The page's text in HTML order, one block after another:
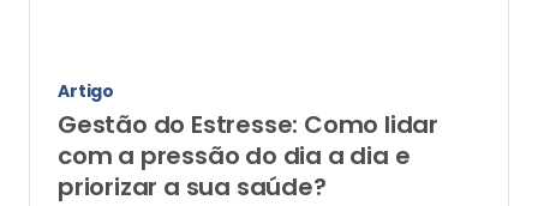
Artigo
Gestão do Estresse: Como lidar
com a pressão do dia a dia e
priorizar a sua saúde?